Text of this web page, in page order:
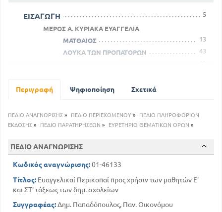
ΕΙΣΑΓΩΓΗ 5
ΜΕΡΟΣ Α. ΚΥΡΙΑΚΑ ΕΥΑΓΓΕΛΙΑ
ΜΑΤΘΑΙΟΣ
13
ΛΟΥΚΑ ΤΩΝ ΠΡΟΠΑΤΟΡΩΝ
43
53
ΤΗΣ ΠΕΝΤΗΚΟΣΤΗΣ
ΕΥΑΓΓΕΛΙΣΤΟΥ ΛΟΥΚΑ
ΜΕΡΟΣ Β . ΔΕΣΠΟΤΙΚΕΣ ΚΑΙ ΘΕΟΜΗΤΟΡΙΚΕΣ
150
ΓΕΝΝΗΣΗ ΙΗΣΟΥ ΧΡΙΣΤΟΥ
161
ΚΟΙΜΗΣΗ ΤΗΣ ΘΕΟΤΟΚΟΥ
ΜΕΡΟΣ Γ
Η ΕΠΙ ΤΟΥ ΟΡΟΥΣ ΟΜΙΛΙΑ
Περιγραφή Ψηφιοποίηση Σχετικά
ΠΕΔΙΟ ΑΝΑΓΝΩΡΙΣΗΣ » ΠΕΔΙΟ ΠΕΡΙΕΧΟΜΕΝΟΥ »
ΠΕΔΙΟ ΠΛΗΡΟΦΟΡΙΩΝ
ΕΚΔΟΣΗΣ » ΠΕΔΙΟ ΠΑΡΑΤΗΡΗΣΕΩΝ » ΕΥΡΕΤΗΡΙΟ ΘΕΜΑΤΙΚΩΝ ΟΡΩΝ »
ΠΕΔΙΟ ΑΝΑΓΝΩΡΙΣΗΣ
Κωδικός αναγνώρισης:01-46133
Τίτλος: Ευαγγελικαί Περικοπαί προς χρήσιν των μαθητών Ε'
και ΣΤ' τάξεως των δημ. σχολείων
Συγγραφέας:Δημ. Παπαδόπουλος, Παν. Οικονόμου